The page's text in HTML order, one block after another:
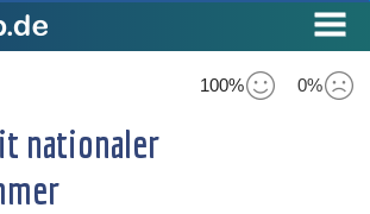
100% 0%
nationaler